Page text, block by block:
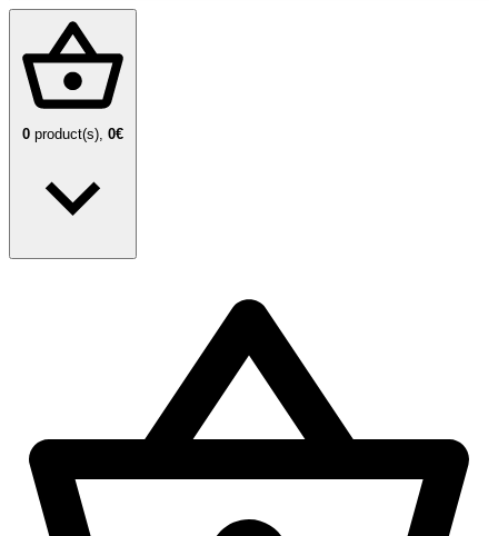
0 product(s), 0€